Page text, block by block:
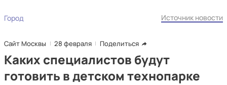
Город Источник новости
Сайт Москвы 28 февраля Поделиться
Каких специалистов будут
готовить в детском технопарке